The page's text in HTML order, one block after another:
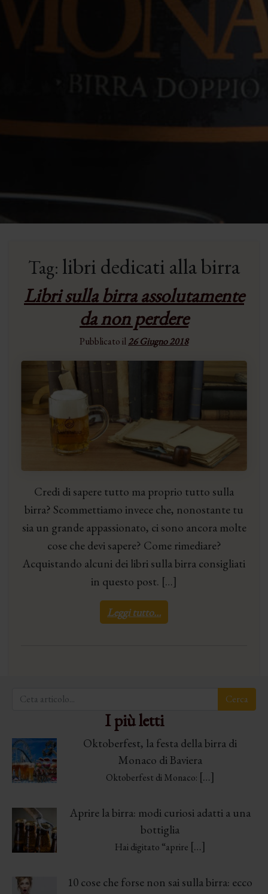
Tag: libri dedicati alla birra
Libri sulla birra assolutamente
da non perdere
Pubblicato il26 Giugno 2018
Credi di sapere tutto ma proprio tutto sulla
birra? Scommettiamo invece che, nonostante tu
sia un grande appassionato, ci sono ancora molte
cose che devi sapere? Come rimediare?
Acquistando alcuni dei libri sulla birra consigliati
in questo post. […]
Leggi tutto…
I più letti
Oktoberfest, la festa della birra di
Monaco di Baviera
Oktoberfest di Monaco: […]
Aprire la birra: modi curiosi adatti a una
bottiglia
Hai digitato “aprire […]
10 cose che forse non sai sulla birra: ecco